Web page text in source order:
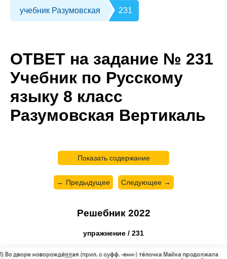
учебник Разумовская 231
ОТВЕТ на задание № 231
Учебник по Русскому
языку 8 класс
Разумовская Вертикаль
Показать содержание
← Предыдущее Следующее →
Решебник 2022
упражнение / 231